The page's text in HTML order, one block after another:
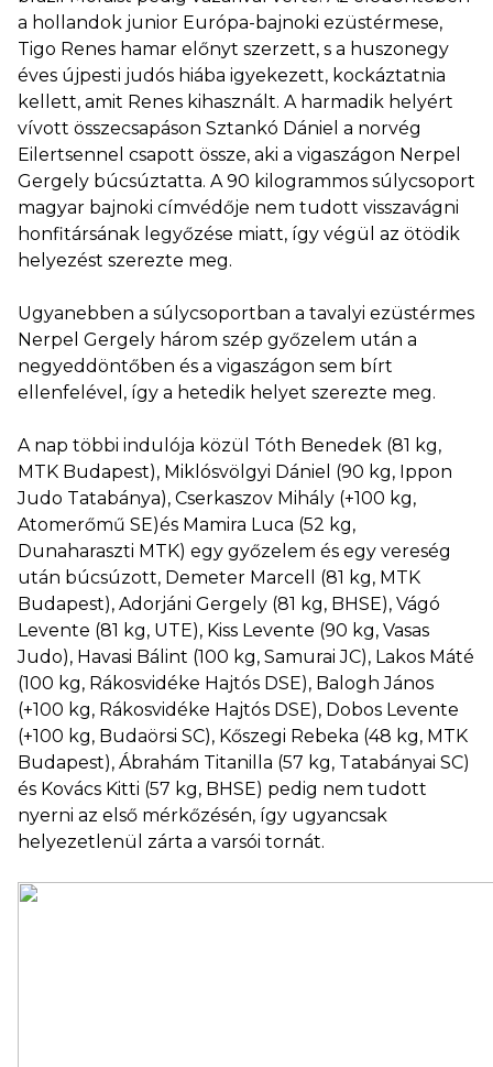
a hollandok junior Európa-bajnoki ezüstérmese,
Tigo Renes hamar előnyt szerzett, s a huszonegy
éves újpesti judós hiába igyekezett, kockáztatnia
kellett, amit Renes kihasznált. A harmadik helyért
vívott összecsapáson Sztankó Dániel a norvég
Eilertsennel csapott össze, aki a vigaszágon Nerpel
Gergely búcsúztatta. A 90 kilogrammos súlycsoport
magyar bajnoki címvédője nem tudott visszavágni
honfitársának legyőzése miatt, így végül az ötödik
helyezést szerezte meg.
Ugyanebben a súlycsoportban a tavalyi ezüstérmes
Nerpel Gergely három szép győzelem után a
negyeddöntőben és a vigaszágon sem bírt
ellenfelével, így a hetedik helyet szerezte meg.
A nap többi indulója közül Tóth Benedek (81 kg,
MTK Budapest), Miklósvölgyi Dániel (90 kg, Ippon
Judo Tatabánya), Cserkaszov Mihály (+100 kg,
Atomerőmű SE)és Mamira Luca (52 kg,
Dunaharaszti MTK) egy győzelem és egy vereség
után búcsúzott, Demeter Marcell (81 kg, MTK
Budapest), Adorjáni Gergely (81 kg, BHSE), Vágó
Levente (81 kg, UTE), Kiss Levente (90 kg, Vasas
Judo), Havasi Bálint (100 kg, Samurai JC), Lakos Máté
(100 kg, Rákosvidéke Hajtós DSE), Balogh János
(+100 kg, Rákosvidéke Hajtós DSE), Dobos Levente
(+100 kg, Budaörsi SC), Kőszegi Rebeka (48 kg, MTK
Budapest), Ábrahám Titanilla (57 kg, Tatabányai SC)
és Kovács Kitti (57 kg, BHSE) pedig nem tudott
nyerni az első mérkőzésén, így ugyancsak
helyezetlenül zárta a varsói tornát.